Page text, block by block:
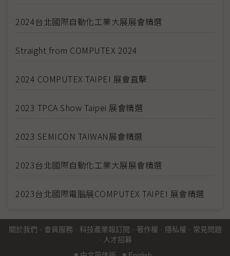
2024台北國際自動化工業大展展會精選
Straight from COMPUTEX 2024
2024 COMPUTEX TAIPEI 展會直擊
2023 TPCA Show Taipei 展會精選
2023 SEMICON TAIWAN展會精選
2023台北國際自動化工業大展展會精選
2023台北國際電腦展COMPUTEX TAIPEI 展會精選
關於我們 · 會員服務 · 科技產業報訂閱 · 著作權 · 隱私權 · 常見問題
· 人才招募